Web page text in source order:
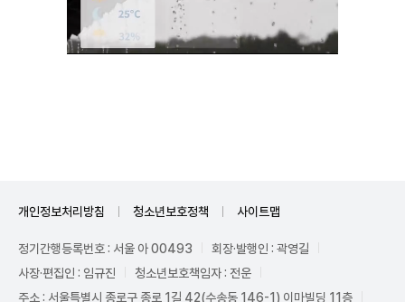
개인정보처리방침 청소년보호정책 사이트맵
정기간행등록번호 : 서울 아 00493
회장·발행인 : 곽영길
사장·편집인 : 임규진
청소년보호책임자 : 전운
주소 : 서울특별시 종로구 종로 1길 42(수송동 146-1) 이마빌딩 11층